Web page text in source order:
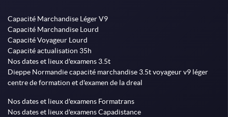
Capacité Marchandise Léger V9
Capacité Marchandise Lourd
Capacité Voyageur Lourd
Capacité actualisation 35h
Nos dates et lieux d'examens 3.5t
Dieppe Normandie capacité marchandise 3.5t voyageur v9 léger
centre de formation et d'examen de la dreal
Nos dates et lieux d'examens Formatrans
Nos dates et lieux d'examens Capadistance